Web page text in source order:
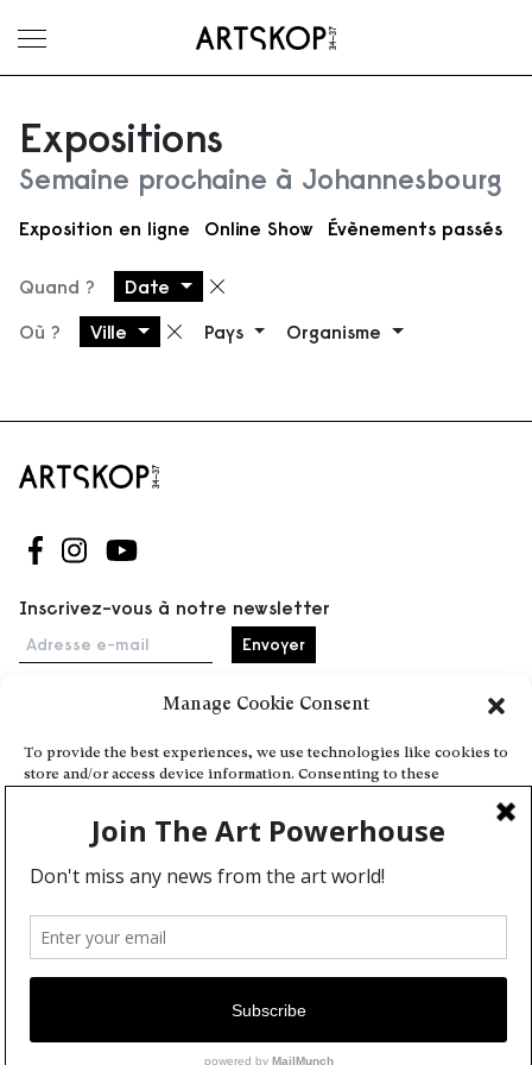
Manage Cookie Consent
To provide the best experiences, we use technologies like cookies to
store and/or access device information. Consenting to these
or unique IDs on this site. Not consenting or withdrawing consent,
may adversely affect certain features and functions.
Deny
View preferences
Ouvrir le menu
Expositions
Semaine prochaine à Johannesbourg
Exposition en ligne Online Show Évènements passés
Quand ? Date Supprimer le filtre
Où ? Ville Supprimer le filtre
Pays Organisme
Suivez-nous sur Facebook
Suivez-nous sur Instagram
Suivez-nous sur Youtube
Inscrivez-vous à notre newsletter
Adresse e-mail
Accueil
Événements
À propos
Partenaires
Contact
Conditions générales
Confidentialité et cookies
Communiquer votre événement